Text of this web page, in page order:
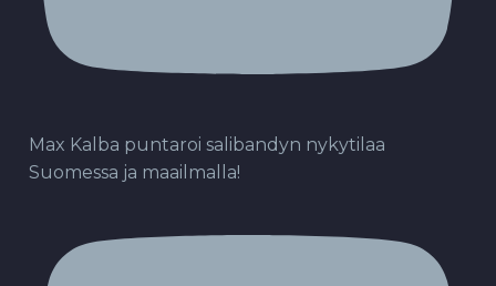
Max Kalba puntaroi salibandyn nykytilaa
Suomessa ja maailmalla!